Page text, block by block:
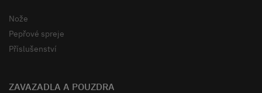
Nože
Pepřové spreje
Příslušenství
ZAVAZADLA A POUZDRA